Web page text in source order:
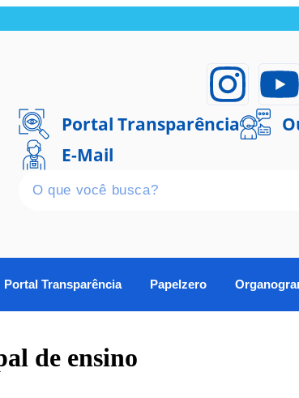
Portal Transparência
E-Mail
Portal Transparência Papelzero
de ensino